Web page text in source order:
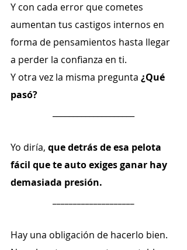
Y con cada error que cometes
aumentan tus castigos internos en
forma de pensamientos hasta llegar
a perder la confianza en ti.
Y otra vez la misma pregunta ¿Qué
pasó?
Yo diría, que detrás de esa pelota
fácil que te auto exiges ganar hay
demasiada presión.
Hay una obligación de hacerlo bien.